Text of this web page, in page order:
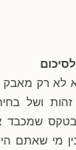
לא רק מאבק
ושל
בטקס
מי שאתם